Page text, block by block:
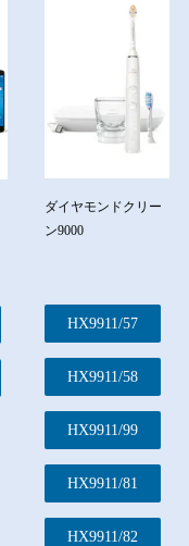
ダイヤモンドクリー
ン9000
HX9911/57
HX9911/58
HX9911/99
HX9911/81
HX9911/82